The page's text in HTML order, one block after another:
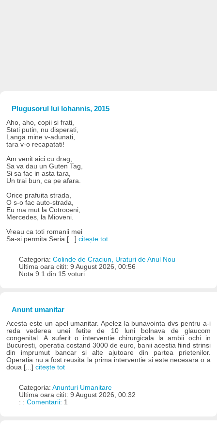
Plugusorul lui Iohannis, 2015
Aho, aho, copii si frati,
Stati putin, nu disperati,
Langa mine v-adunati,
tara v-o recapatati!
Am venit aici cu drag,
Sa va dau un Guten Tag,
Si sa fac in asta tara,
Un trai bun, ca pe afara.
Orice prafuita strada,
O s-o fac auto-strada,
Eu ma mut la Cotroceni,
Mercedes, la Mioveni.
Vreau ca toti romanii mei
Sa-si permita Seria [...]citește tot
Categoria: Colinde de Craciun, Uraturi de Anul Nou
Ultima oara citit: 9 August 2026, 00:56
Nota 9.1 din 15 voturi
Anunt umanitar
Acesta este un apel umanitar. Apelez la bunavointa dvs pentru a-i
reda vederea unei fetite de 10 luni bolnava de glaucom
congenital. A suferit o interventie chirurgicala la ambii ochi in
Bucuresti, operatia costand 3000 de euro, banii acestia fiind strinsi
din imprumut bancar si alte ajutoare din partea prietenilor.
Operatia nu a fost reusita la prima interventie si este necesara o a
doua [...]citește tot
Categoria: Anunturi Umanitare
Ultima oara citit: 9 August 2026, 00:32
: : Comentarii: 1